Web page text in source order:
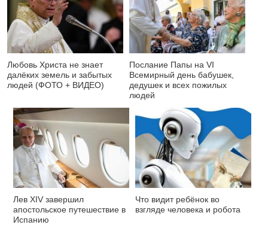
Любовь Христа не знает
далёких земель и забытых
людей (ФОТО + ВИДЕО)
Послание Папы на VI
Всемирный день бабушек,
дедушек и всех пожилых
людей
Лев XIV завершил
апостольское путешествие в
Испанию
Что видит ребёнок во
взгляде человека и робота